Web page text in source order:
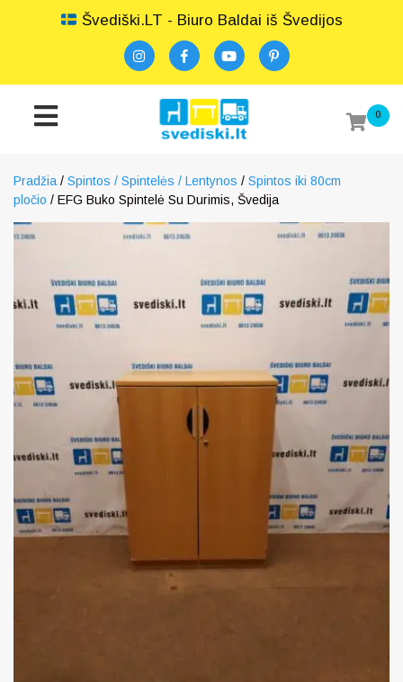
Švediški.LT - Biuro Baldai iš Švedijos
0
Pradžia / Spintos / Spintelės / Lentynos / Spintos iki 80cm
pločio / EFG Buko Spintelė Su Durimis, Švedija